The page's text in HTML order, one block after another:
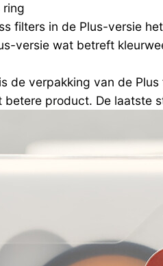
ring
filters in de Plus-versie
versie wat betreft
de verpakking van de
betere product. De laatste